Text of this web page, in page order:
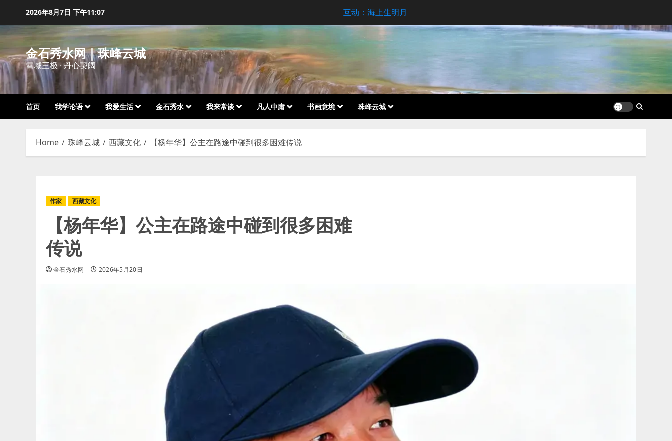
content
2026年8月7日 下午11:07 互动：海上生明月
金石秀水网｜珠峰云城
雪域三极 · 丹心契阔
首页 我学论语 我爱生活 金石秀水 我来常谈 凡人中庸 书画意境 珠峰云城
Home 珠峰云城 西藏文化 【杨年华】公主在路途中碰到很多困难传说
作家 西藏文化
【杨年华】公主在路途中碰到很多困难
传说
金石秀水网 2026年5月20日